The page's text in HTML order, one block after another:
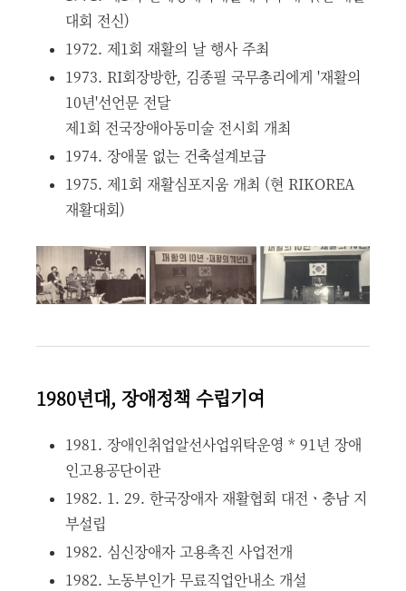
대회 전신)
1972. 제1회 재활의 날 행사 주최
1973. RI회장방한, 김종필 국무총리에게 '재활의
10년'선언문 전달
제1회 전국장애아동미술 전시회 개최
1974. 장애물 없는 건축설계보급
1975. 제1회 재활심포지움 개최 (현 RIKOREA
재활대회)
1980년대, 장애정책 수립기여
1981. 장애인취업알선사업위탁운영 * 91년 장애
인고용공단이관
1982. 1. 29. 한국장애자 재활협회 대전ㆍ충남 지
부설립
1982. 심신장애자 고용촉진 사업전개
1982. 노동부인가 무료직업안내소 개설